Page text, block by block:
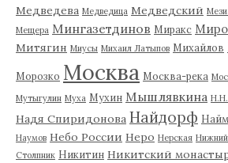
Медведева Медведица Медведский
Мещера Мингазетдинов Миракс
Митягин Миусы Михаил Латыпов Михайлов
Морозко Москва Москва-река
Мутыгулин Муха Мухин Мышлявкина
Надя Спиридонова Найдорф
Наумов Небо России Неро Нерская
Столпник Никитин Никитский